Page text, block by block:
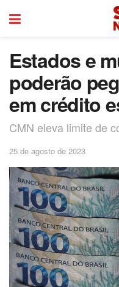
Estados e
poderão
em crédito
CMN eleva limite de
25 de agosto de 2023